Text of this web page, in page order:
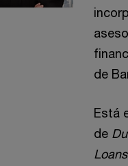
de
Está
de
Loans